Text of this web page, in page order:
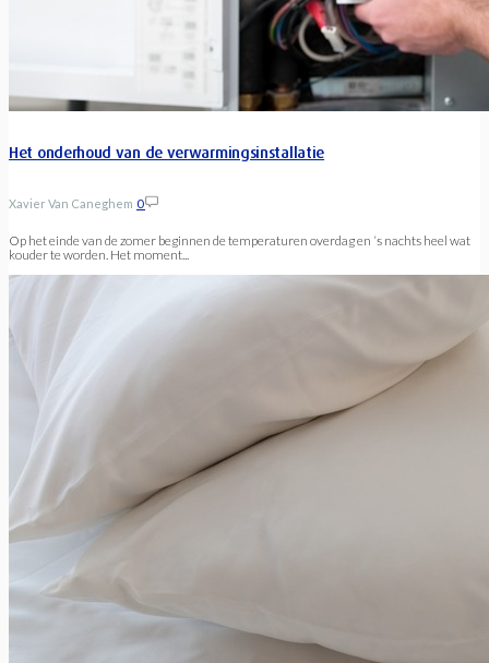
Het onderhoud van de verwarmingsinstallatie
Xavier Van Caneghem 0
Op het einde van de zomer beginnen de temperaturen overdag en ‘s nachts heel wat
kouder te worden. Het moment...